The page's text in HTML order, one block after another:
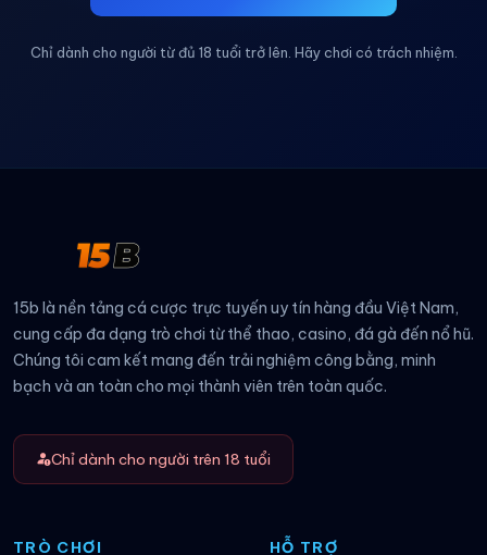
Chỉ dành cho người từ đủ 18 tuổi trở lên. Hãy chơi có trách nhiệm.
15b là nền tảng cá cược trực tuyến uy tín hàng đầu Việt Nam,
cung cấp đa dạng trò chơi từ thể thao, casino, đá gà đến nổ hũ.
Chúng tôi cam kết mang đến trải nghiệm công bằng, minh
bạch và an toàn cho mọi thành viên trên toàn quốc.
Chỉ dành cho người trên 18 tuổi
TRÒ CHƠI HỖ TRỢ